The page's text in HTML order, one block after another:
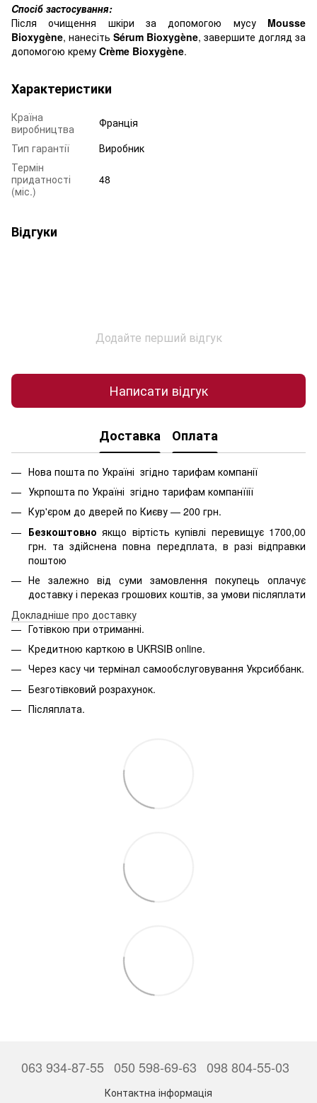
Cпосіб застосування:
Після очищення шкіри за допомогою мусу Mousse
Bioxygène, нанесіть Sérum Bioxygène, завершите догляд за
допомогою крему Crème Bioxygène.
Характеристики
Країна
виробництва
Франція
Тип гарантії
Виробник
Термін
придатності
(міс.)
48
Відгуки
Додайте перший відгук
Написати відгук
Доставка Оплата
Нова пошта по Україні згідно тарифам компанії
Укрпошта по Україні згідно тарифам компанїїії
Кур'єром до дверей по Києву — 200 грн.
Безкоштовно якщо віртість купівлі перевищує 1700,00
грн. та здійснена повна передплата, в разі відправки
поштою
Не залежно від суми замовлення покупець оплачує
доставку і переказ грошових коштів, за умови післяплати
Докладніше про доставку
Готівкою при отриманні.
Кредитною карткою в UKRSIB online.
Через касу чи термінал самообслуговування Укрсиббанк.
Безготівковий розрахунок.
Післяплата.
063 934-87-55 050 598-69-63 098 804-55-03
Контактна інформація